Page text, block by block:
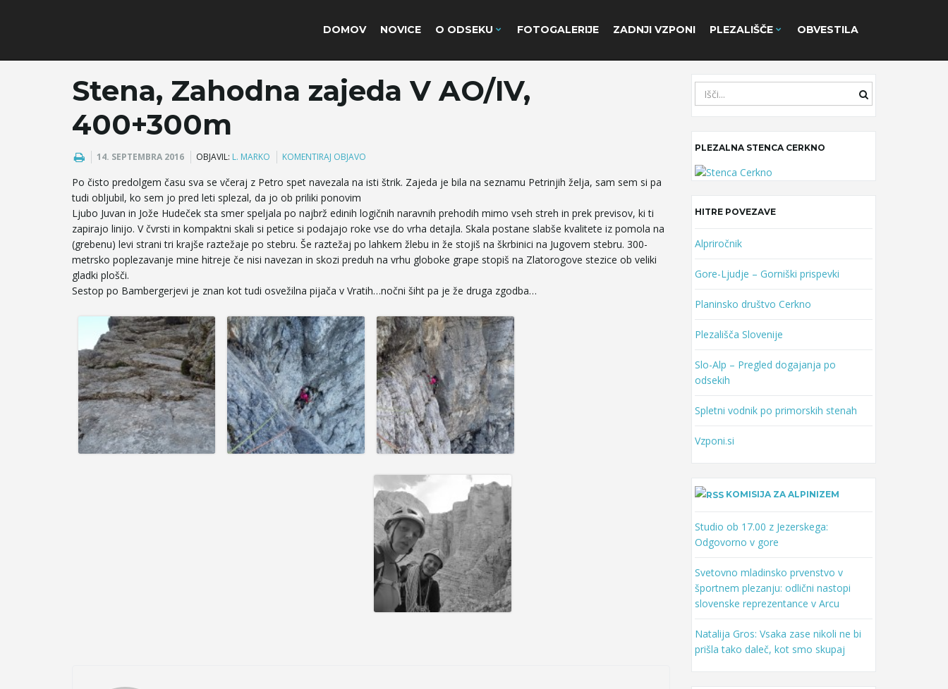
DOMOV NOVICE O ODSEKU FOTOGALERIJE ZADNJI VZPONI PLEZALIŠČE OBVESTILA
Stena, Zahodna zajeda V AO/IV,
400+300m
14. SEPTEMBRA 2016 OBJAVIL: L. MARKO KOMENTIRAJ OBJAVO
Po čisto predolgem času sva se včeraj z Petro spet navezala na isti štrik. Zajeda je bila na seznamu Petrinjih želja, sam sem si pa
tudi obljubil, ko sem jo pred leti splezal, da jo ob priliki ponovim
Ljubo Juvan in Jože Hudeček sta smer speljala po najbrž edinih logičnih naravnih prehodih mimo vseh streh in prek previsov, ki ti
zapirajo linijo. V čvrsti in kompaktni skali si petice si podajajo roke vse do vrha detajla. Skala postane slabše kvalitete iz pomola na
(grebenu) levi strani tri krajše raztežaje po stebru. Še raztežaj po lahkem žlebu in že stojiš na škrbinici na Jugovem stebru. 300-
metrsko poplezavanje mine hitreje če nisi navezan in skozi preduh na vrhu globoke grape stopiš na Zlatorogove stezice ob veliki
gladki plošči.
Sestop po Bambergerjevi je znan kot tudi osvežilna pijača v Vratih…nočni šiht pa je že druga zgodba…
e
a
r
c
h
k
e
y
w
o
r
d
PLEZALNA STENCA CERKNO
HITRE POVEZAVE
Alpriročnik
Gore-Ljudje – Gorniški prispevki
Planinsko društvo Cerkno
Plezališča Slovenije
Slo-Alp – Pregled dogajanja po
odsekih
Spletni vodnik po primorskih stenah
Vzponi.si
KOMISIJA ZA ALPINIZEM
Studio ob 17.00 z Jezerskega:
Odgovorno v gore
Svetovno mladinsko prvenstvo v
športnem plezanju: odlični nastopi
slovenske reprezentance v Arcu
Natalija Gros: Vsaka zase nikoli ne bi
prišla tako daleč, kot smo skupaj